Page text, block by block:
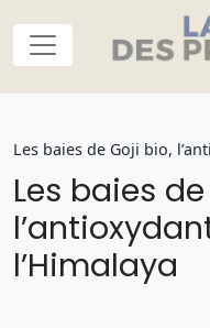
Les baies de Goji bio,
Les baies
l’Himalaya